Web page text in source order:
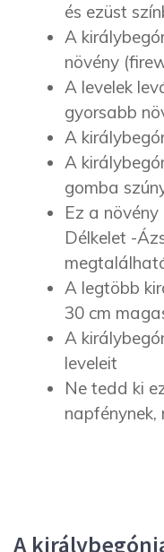
és ezüst
A
növény
A levelek
gyorsabb
A
A
gomba
Ez a
Délkelet -
A legtöbb
30 cm
A
leveleit
Ne tedd ki
napfénynek,
A